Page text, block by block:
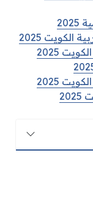
2025
2025
2025